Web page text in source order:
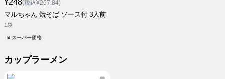
¥248(税込¥267.84)
マルちゃん 焼そば ソース付 3人前
1袋
¥ スーパー価格
カップラーメン